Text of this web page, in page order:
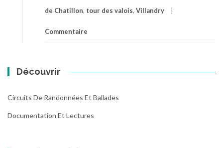
de Chatillon, tour des valois, Villandry
Commentaire
Découvrir
Circuits De Randonnées Et Ballades
Documentation Et Lectures